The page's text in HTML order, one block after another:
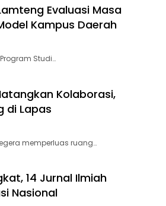
Evaluasi Masa
Kampus Daerah
Studi…
Kolaborasi,
di Lapas
memperluas ruang…
14 Jurnal Ilmiah
Nasional